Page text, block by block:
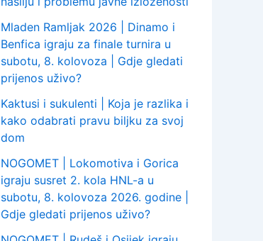
Mladen Ramljak 2026 | Dinamo i
Benfica igraju za finale turnira u
subotu, 8. kolovoza | Gdje gledati
prijenos uživo?
Kaktusi i sukulenti | Koja je razlika i
kako odabrati pravu biljku za svoj
dom
NOGOMET | Lokomotiva i Gorica
igraju susret 2. kola HNL-a u
subotu, 8. kolovoza 2026. godine |
Gdje gledati prijenos uživo?